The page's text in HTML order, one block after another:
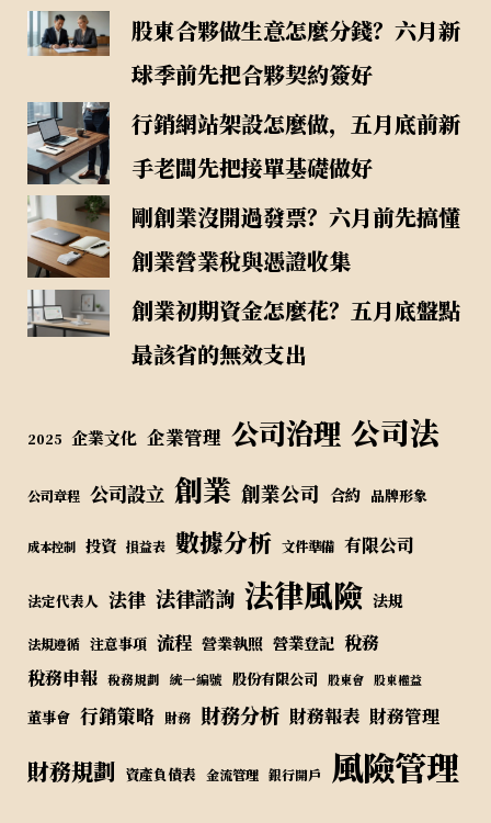
股東合夥做生意怎麼分錢？六月新
球季前先把合夥契約簽好
行銷網站架設怎麼做，五月底前新
手老闆先把接單基礎做好
剛創業沒開過發票？六月前先搞懂
創業營業稅與憑證收集
創業初期資金怎麼花？五月底盤點
最該省的無效支出
2025 企業文化 企業管理 公司治理 公司法
公司章程 公司設立 創業 創業公司 合約 品牌形象
成本控制 投資 損益表 數據分析 文件準備 有限公司
法定代表人 法律 法律諮詢 法律風險 法規
法規遵循 注意事項 流程 營業執照 營業登記 稅務
稅務申報 稅務規劃 統一編號 股份有限公司 股東會 股東權益
董事會 行銷策略 財務 財務分析 財務報表 財務管理
財務規劃 資產負債表 金流管理 銀行開戶 風險管理